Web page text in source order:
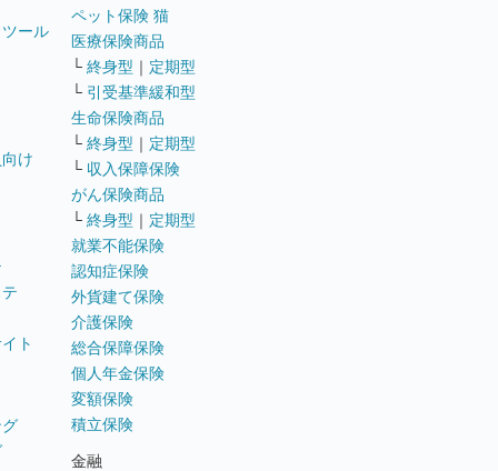
ール
け
ト
ペット保険 猫
医療保険商品
└ 終身型 ｜ 定期型
└ 引受基準緩和型
生命保険商品
└ 終身型 ｜ 定期型
└ 収入保障保険
がん保険商品
└ 終身型 ｜ 定期型
就業不能保険
認知症保険
外貨建て保険
介護保険
総合保障保険
個人年金保険
変額保険
積立保険
金融